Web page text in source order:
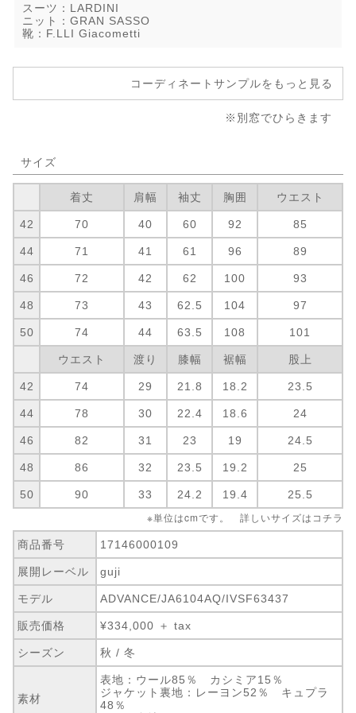
スーツ：LARDINI
ニット：GRAN SASSO
靴：F.LLI Giacometti
コーディネートサンプルをもっと見る
※別窓でひらきます
サイズ
着丈 肩幅 袖丈 胸囲 ウエスト
42 70 40 60 92 85
44 71 41 61 96 89
46 72 42 62 100 93
48 73 43 62.5 104 97
50 74 44 63.5 108 101
ウエスト 渡り 膝幅 裾幅 股上
42 74 29 21.8 18.2 23.5
44 78 30 22.4 18.6 24
46 82 31 23 19 24.5
48 86 32 23.5 19.2 25
50 90 33 24.2 19.4 25.5
※単位はcmです。 詳しいサイズは コチラ
商品番号 17146000109
展開レーベル guji
モデル ADVANCE/JA6104AQ/IVSF63437
販売価格 ¥334,000 ＋ tax
シーズン 秋 / 冬
素材
表地：ウール85％ カシミア15％
ジャケット裏地：レーヨン52％ キュプラ
48％